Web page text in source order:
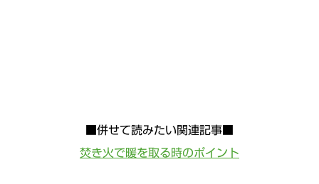
■併せて読みたい関連記事■
焚き火で暖を取る時のポイント